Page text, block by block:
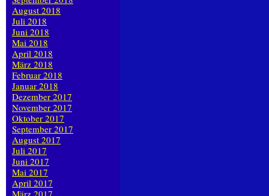
August 2018
Juli 2018
Juni 2018
Mai 2018
April 2018
März 2018
Februar 2018
Januar 2018
Dezember 2017
November 2017
Oktober 2017
September 2017
August 2017
Juli 2017
Juni 2017
Mai 2017
April 2017
März 2017